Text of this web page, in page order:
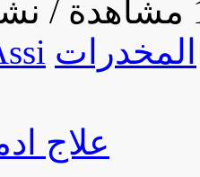
/
المخدرات
علاج